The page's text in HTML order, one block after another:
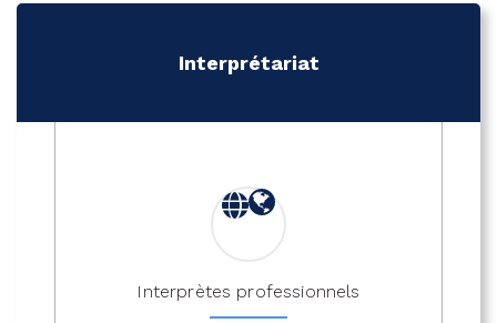
Interprétariat
Interprètes professionnels